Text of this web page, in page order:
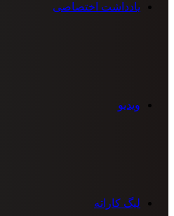
یادداشت اختصاصی
ویدیو
لیگ کاراته